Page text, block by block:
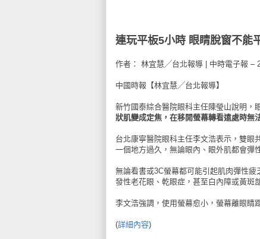
連玩平板5小時 眼睛脫窗不能
作者： 林宜慧╱台北報導 | 中時電子報 –
中國時報【林宜慧╱台北報導】
新竹國泰綜合醫院眼科主任陳瑩山說明，
狀肌變成定焦，在移開螢幕轉看遠處時無
台北康寧醫院眼科主任李文浩表示，雙眼
一個地方過久，無論眼內、眼外肌都會彈
無論看書或3C螢幕都可能引起肌肉彈性疲
發性老花眼、乾眼症，甚至白內障或黃斑
李文浩強調，使用螢幕愈小，螢幕離眼睛
(詳細內容)